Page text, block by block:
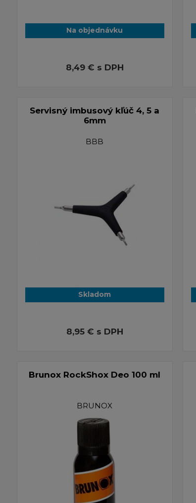
Na objednávku
8,49 € s DPH
Servisný imbusový kľúč 4, 5 a
6mm
BBB
Skladom
8,95 € s DPH
Brunox RockShox Deo 100 ml
BRUNOX